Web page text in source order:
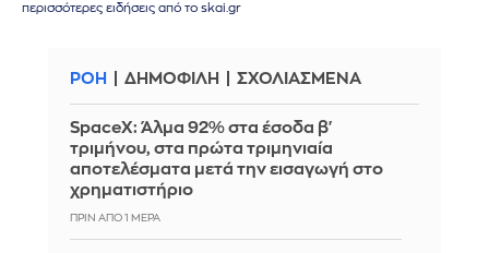
περισσότερες ειδήσεις από το skai.gr
ΡΟΗ ΔΗΜΟΦΙΛΗ ΣΧΟΛΙΑΣΜΕΝΑ
SpaceX: Άλμα 92% στα έσοδα β'
τριμήνου, στα πρώτα τριμηνιαία
αποτελέσματα μετά την εισαγωγή στο
χρηματιστήριο
ΠΡΙΝ ΑΠΌ 1 ΜΈΡΑ